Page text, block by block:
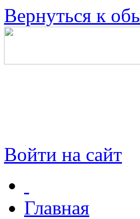
Вернуться к
Войти на сайт
Главная